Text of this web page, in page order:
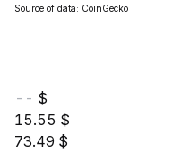
Source of data: CoinGecko
--
15.55
73.49